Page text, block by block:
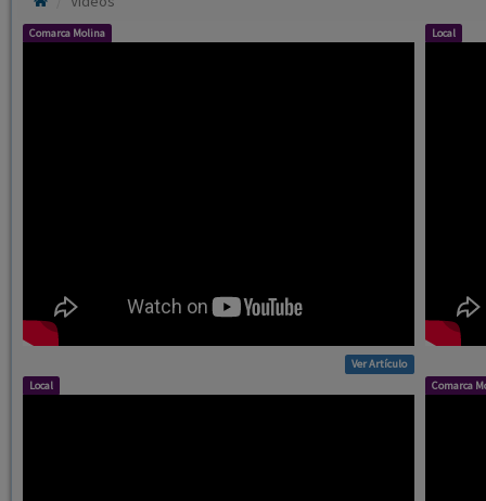
Comarca